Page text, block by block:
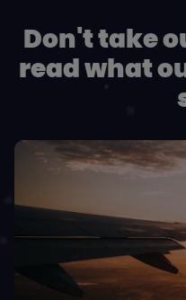
Don't take
read what